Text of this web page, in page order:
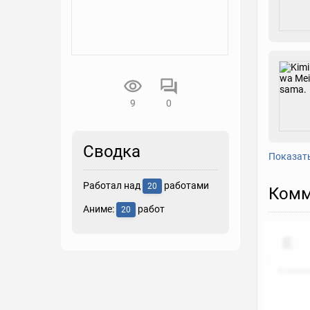
9 0
Сводка
Работал над 20 работами
Аниме: 20 работ